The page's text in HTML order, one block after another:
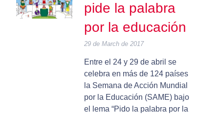
pide la palabra
por la educación
29 de March de 2017
Entre el 24 y 29 de abril se
celebra en más de 124 países
la Semana de Acción Mundial
por la Educación (SAME) bajo
el lema “Pido la palabra por la